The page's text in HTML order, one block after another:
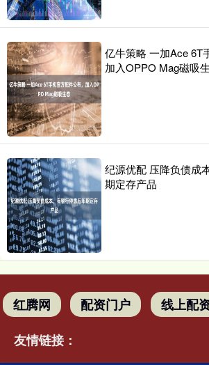
亿牛策略 一加Ace 6T
加入OPPO Mag磁吸
纪源优配 压降负债成
期定存产品
红腾网 配资门户 线上配
友情链接：